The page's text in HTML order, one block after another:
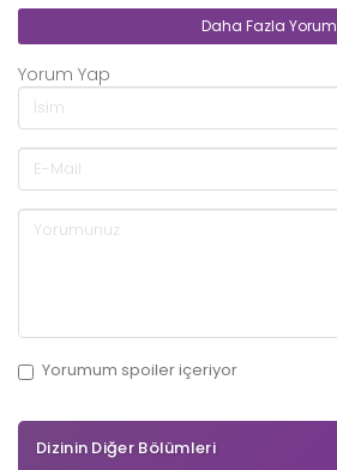
Daha Fazla Yorum
Yorum Yap
Yorumum spoileriçeriyor
Dizinin Diğer Bölümleri